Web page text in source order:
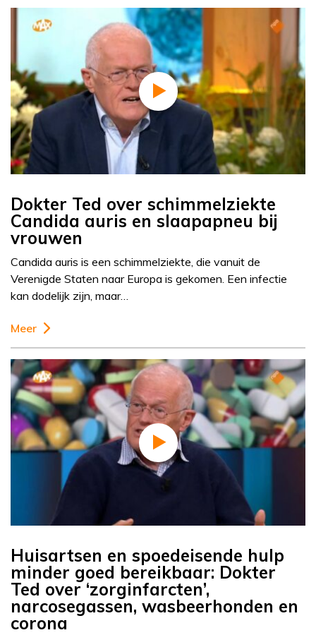
Dokter Ted over schimmelziekte
Candida auris en slaapapneu bij
vrouwen
Candida auris is een schimmelziekte, die vanuit de
Verenigde Staten naar Europa is gekomen. Een infectie
kan dodelijk zijn, maar…
Meer
Huisartsen en spoedeisende hulp
minder goed bereikbaar: Dokter
Ted over ‘zorginfarcten’,
narcosegassen, wasbeerhonden en
corona